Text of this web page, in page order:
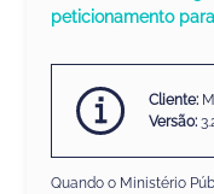
peticionamento
Cliente:
Versão:
Quando o Ministério